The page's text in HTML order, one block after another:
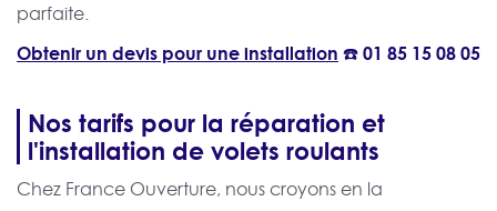
parfaite.
Obtenir un devis pour une installation ☎️01 85 15 08 05
Nos tarifs pour la réparation et
l'installation de volets roulants
Chez France Ouverture, nous croyons en la